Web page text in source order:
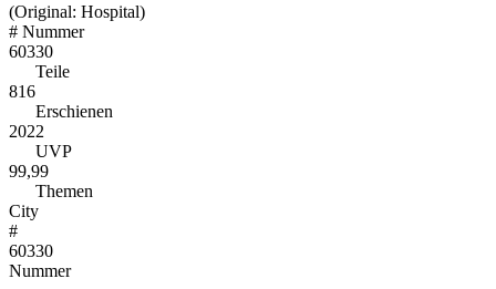
(Original: Hospital)
# Nummer
60330
Teile
816
Erschienen
2022
UVP
99,99
Themen
City
#
60330
Nummer